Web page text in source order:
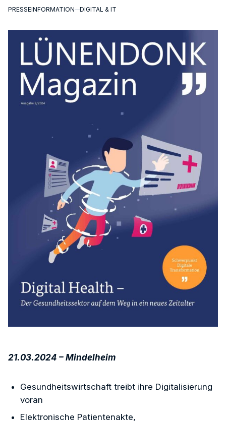
PRESSEINFORMATION DIGITAL & IT
21.03.2024 – Mindelheim
Gesundheitswirtschaft treibt ihre Digitalisierung
voran
Elektronische Patientenakte,